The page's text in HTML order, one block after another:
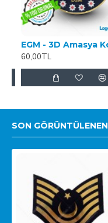
60,00TL
SON GÖRÜNTÜLENEN